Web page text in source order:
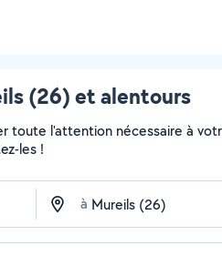
(26) et alentours
toute l'attention nécessaire à
les !
à